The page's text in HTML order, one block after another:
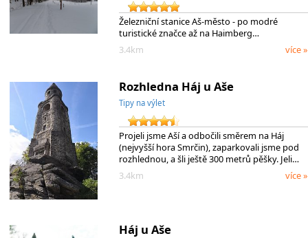
Železniční stanice Aš-město - po modré
turistické značce až na Haimberg…
3.4km
více »
Rozhledna Háj u Aše
Tipy na výlet
Projeli jsme Aší a odbočili směrem na Háj
(nejvyšší hora Smrčin), zaparkovali jsme pod
rozhlednou, a šli ještě 300 metrů pěšky. Jeli…
3.4km
více »
Háj u Aše